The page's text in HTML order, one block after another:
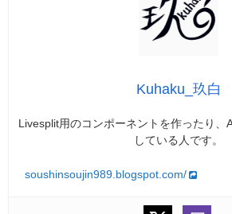
Kuhaku_玖白
Livesplit用のコンポーネントを作ったり、
している人です。
soushinsoujin989.blogspot.com/